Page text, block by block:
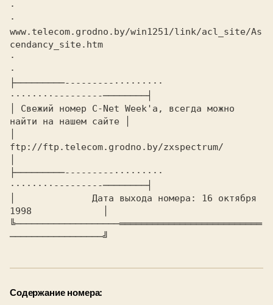
·
www.telecom.grodno.by/win1251/link/acl_site/As
·
·
├─────────---------·········
········---------────────┤
Свежий номер C-Net Week'а, всегда можно
найти на нашем сайте
ftp://ftp.telecom.grodno.by/zxspectrum/
├─────────---------·········
········---------────────┤
Дата выхода номера: 16 октября
1998
╚───────────────────══════════════════════════
─────────────────╝
Содержание номера: